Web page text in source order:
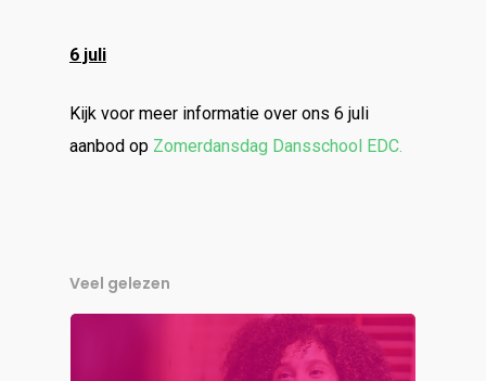
6 juli
Kijk voor meer informatie over ons 6 juli
aanbod op Zomerdansdag Dansschool EDC.
Veel gelezen